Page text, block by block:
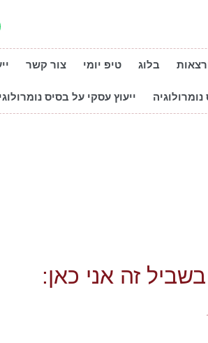
בלוג טיפ יומי צור קשר
ייעוץ עסקי על בסיס
זה אני כאן: